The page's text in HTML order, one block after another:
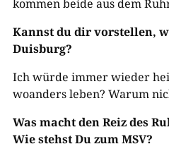
kommen beide aus dem
Kannst du dir vorstellen,
Duisburg?
Ich würde immer wieder
woanders leben? Warum
Was macht den Reiz des
Wie stehst Du zum MSV?